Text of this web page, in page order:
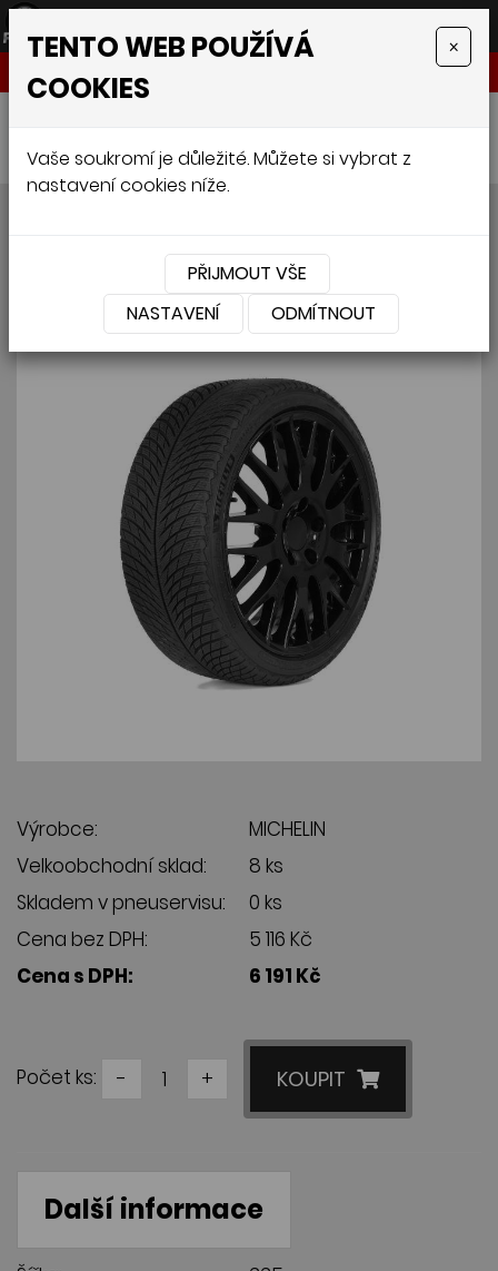
MICHELIN PILOT ALPIN 5 FSL 225/45 R19 96V
225/45 R19 96V
Výrobce:
MICHELIN
Velkoobchodní sklad:
8 ks
Skladem v pneuservisu:
0 ks
Cena bez DPH:
5 116 Kč
Cena s DPH:
6 191 Kč
Počet ks: - + KOUPIT
Další informace
TENTO WEB POUŽÍVÁ
COOKIES
×
Vaše soukromí je důležité. Můžete si vybrat z
nastavení cookies níže.
PŘIJMOUT VŠE
NASTAVENÍ
ODMÍTNOUT